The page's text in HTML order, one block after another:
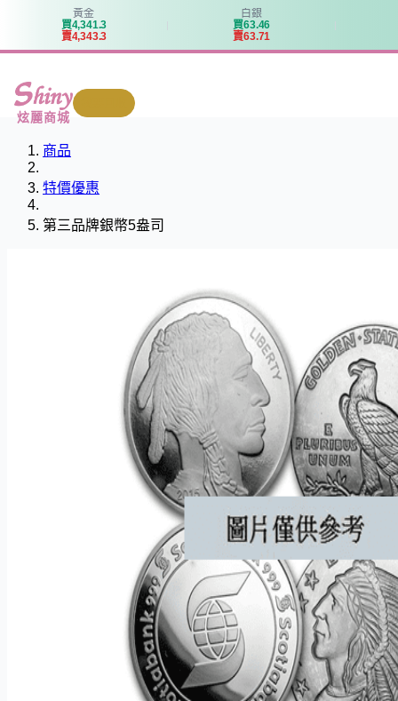
黃金
買4,341.3
賣4,343.3
白銀
買63.46
賣63.71
炫麗商城
商品
特價優惠
第三品牌銀幣5盎司